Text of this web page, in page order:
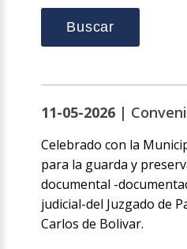
Buscar
11-05-2026 |
Celebrado con la
para la guarda y
documental -
judicial-del Juzgado de
Carlos de Bolivar.